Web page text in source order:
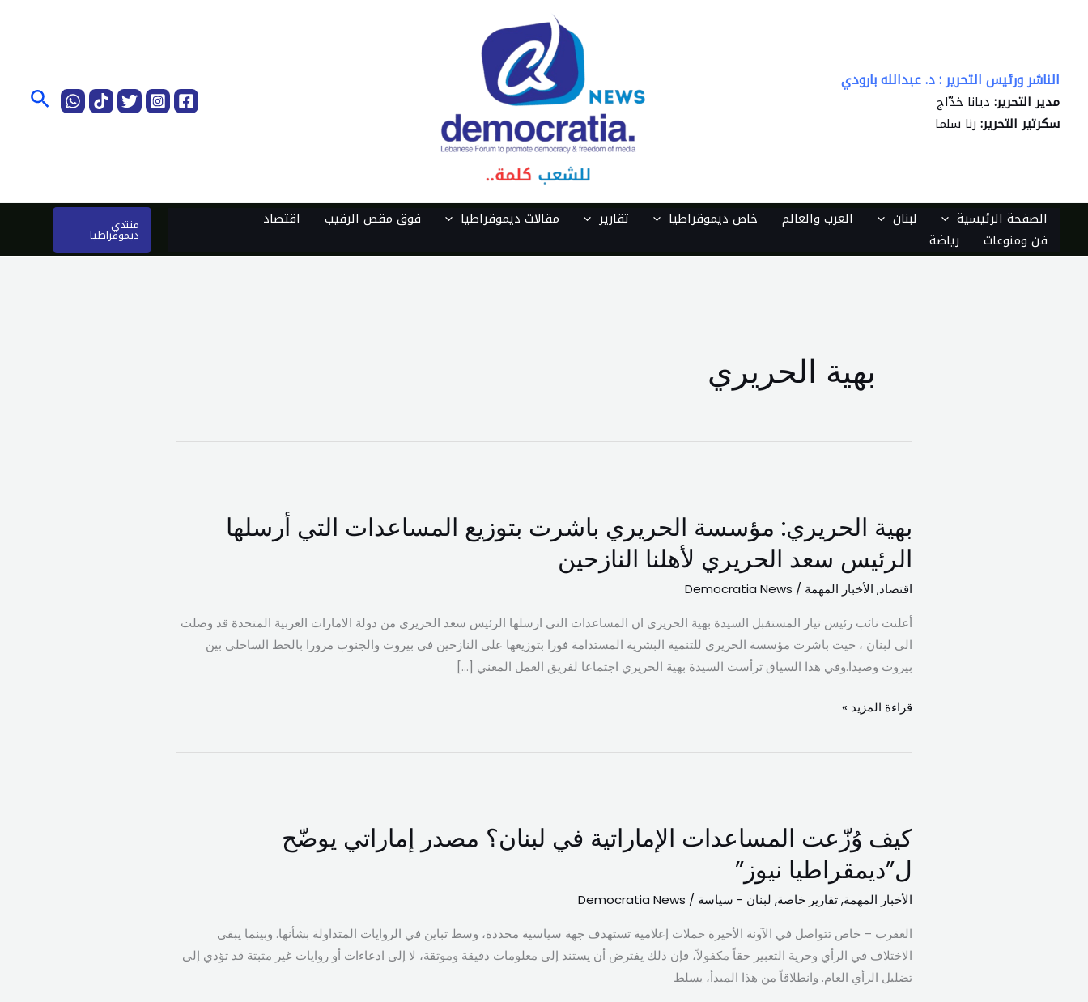
الناشر ورئيس التحرير : د. عبدالله بارودي
مدير التحرير: ديانا خدّاج
سكرتير التحرير: رنا سلما
الصفحة الرئيسية لبنان العرب والعالم خاص ديموقراطيا تقارير مقالات ديموقراطيا فوق مقص الرقيب
اقتصاد
فن ومنوعات
رياضة
منتدى
ديموقراطيا
بهية الحريري
بهية الحريري: مؤسسة الحريري باشرت بتوزيع المساعدات التي أرسلها
الرئيس سعد الحريري لأهلنا النازحين
اقتصاد, الأخبار المهمة /
Democratia News
أعلنت نائب رئيس تيار المستقبل السيدة بهية الحريري ان المساعدات التي ارسلها الرئيس سعد الحريري من دولة الامارات العربية المتحدة قد وصلت
الى لبنان ، حيث باشرت مؤسسة الحريري للتنمية البشرية المستدامة فورا بتوزيعها على النازحين في بيروت والجنوب مرورا بالخط الساحلي بين
بيروت وصيدا.وفي هذا السياق ترأست السيدة بهية الحريري اجتماعا لفريق العمل المعني […]
مؤسسة
الحريري
باشرت
بتوزيع
المساعدات
التي
الرئيس
سعد
قراءة المزيد »
كيف وُزّعت المساعدات الإماراتية في لبنان؟ مصدر إماراتي يوضّح
ل”ديمقراطيا نيوز”
الأخبار المهمة,تقارير خاصة, لبنان - سياسة /
Democratia News
العقرب – خاص تتواصل في الآونة الأخيرة حملات إعلامية تستهدف جهة سياسية محددة، وسط تباين في الروايات المتداولة بشأنها. وبينما يبقى
الاختلاف في الرأي وحرية التعبير حقاً مكفولاً، فإن ذلك يفترض أن يستند إلى معلومات دقيقة وموثقة، لا إلى ادعاءات أو روايات غير مثبتة قد تؤدي إلى
تضليل الرأي العام. وانطلاقاً من هذا المبدأ، يسلط
المساعدات
الإماراتية
في
لبنان؟
إماراتي
ل”ديمقراطيا